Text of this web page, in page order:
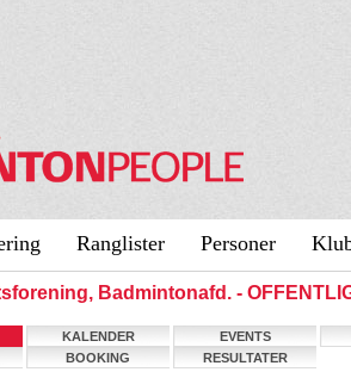
Ranglister Personer
Badmintonafd. -
KALENDER
EVENTS
BOOKING RESULTATER